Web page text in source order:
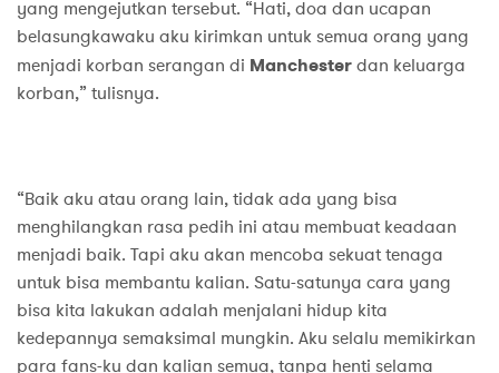
yang mengejutkan tersebut. “Hati, doa dan ucapan
belasungkawaku aku kirimkan untuk semua orang yang
menjadi korban serangan di Manchesterdan keluarga
korban,” tulisnya.
“Baik aku atau orang lain, tidak ada yang bisa
menghilangkan rasa pedih ini atau membuat keadaan
menjadi baik. Tapi aku akan mencoba sekuat tenaga
untuk bisa membantu kalian. Satu-satunya cara yang
bisa kita lakukan adalah menjalani hidup kita
kedepannya semaksimal mungkin. Aku selalu memikirkan
para fans-ku dan kalian semua, tanpa henti selama